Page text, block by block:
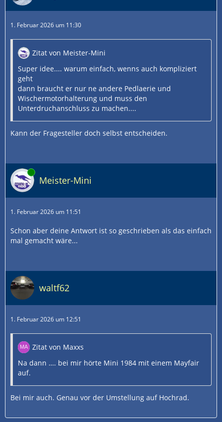
1. Februar 2026 um 11:30
Zitat von Meister-Mini
Super idee.... warum einfach, wenns auch kompliziert
geht
dann braucht er nur ne andere Pedlaerie und
Wischermotorhalterung und muss den
Unterdruchanschluss zu machen....
Kann der Fragesteller doch selbst entscheiden.
Online
Meister-Mini
1. Februar 2026 um 11:51
Schon aber deine Antwort ist so geschrieben als das einfach
mal gemacht wäre...
waltf62
1. Februar 2026 um 12:51
Zitat von Maxxs
Na dann …. bei mir hörte Mini 1984 mit einem Mayfair
auf.
Bei mir auch. Genau vor der Umstellung auf Hochrad.